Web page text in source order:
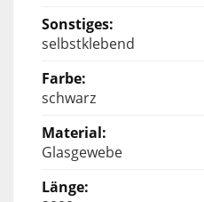
selbstklebend
schwarz
Glasgewebe